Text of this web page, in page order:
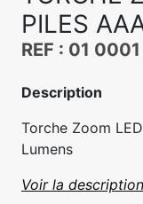
PILES
REF : 01
Description
Torche Zoom
Lumens
Voir la